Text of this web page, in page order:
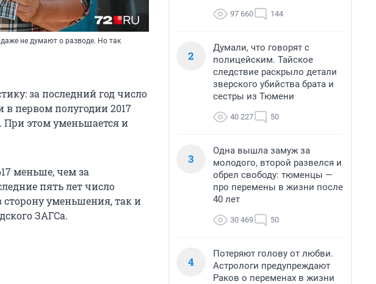
не думают о разводе. Но так
за последний год число
в первом полугодии 2017
При этом уменьшается и
меньше, чем за
пять лет число
сторону уменьшения, так и
ЗАГСа.
97 660 144
2
Думали, что говорят с
полицейским. Тайское
следствие раскрыло детали
зверского убийства брата и
сестры из Тюмени
40 227 50
3
Одна вышла замуж за
молодого, второй развелся и
обрел свободу: тюменцы —
про перемены в жизни после
40 лет
30 469 50
4
Потеряют голову от любви.
Астрологи предупреждают
Раков о переменах в жизни